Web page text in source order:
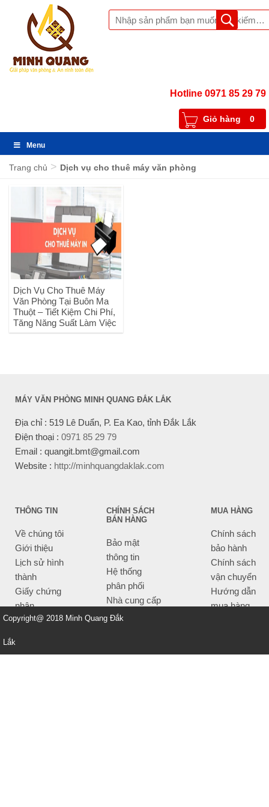
Hotline 0971 85 29 79
Giỏ hàng 0
Menu
Trang chủ > Dịch vụ cho thuê máy văn phòng
Dịch Vụ Cho Thuê Máy
Văn Phòng Tại Buôn Ma
Thuột – Tiết Kiệm Chi Phí,
Tăng Năng Suất Làm Việc
MÁY VĂN PHÒNG MINH QUANG ĐẮK LẮK
Địa chỉ : 519 Lê Duẩn, P. Ea Kao, tỉnh Đắk Lắk
Điện thoại : 0971 85 29 79
Email : quangit.bmt@gmail.com
Website : http://minhquangdaklak.com
THÔNG TIN
Về chúng tôi
Giới thiệu
Lịch sử hình
thành
Giấy chứng
nhận
CHÍNH SÁCH
BÁN HÀNG
Bảo mật
thông tin
Hệ thống
phân phối
Nhà cung cấp
Tiêu chí bán
MUA HÀNG
Chính sách
bảo hành
Chính sách
vận chuyển
Hướng dẫn
mua hàng
Copyright@ 2018 Minh Quang Đắk
Lắk